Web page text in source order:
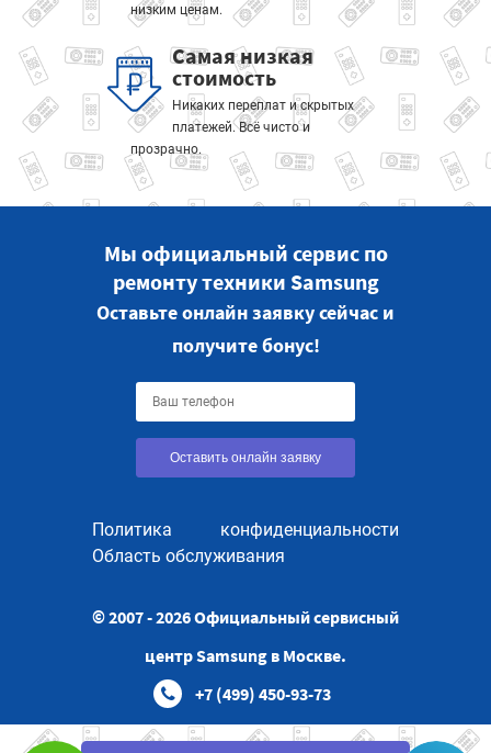
низким ценам.
Самая низкая
стоимость
Никаких переплат и скрытых
платежей. Всё чисто и
прозрачно.
Мы официальный сервис по
ремонту техники Samsung
Оставьте онлайн заявку сейчас и
получите бонус!
Оставить онлайн заявку
Политика конфиденциальности
Область обслуживания
© 2007 - 2026 Официальный сервисный
центр Samsung в Москве.
+7 (499) 450-93-73